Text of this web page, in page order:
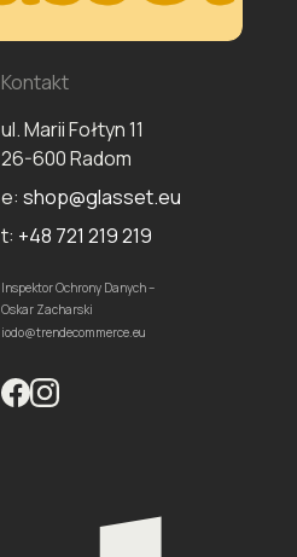
Kontakt
ul. Marii Fołtyn 11
26-600 Radom
e: shop@glasset.eu
t: +48 721 219 219
Inspektor Ochrony Danych –
Oskar Zacharski
iodo@trendecommerce.eu